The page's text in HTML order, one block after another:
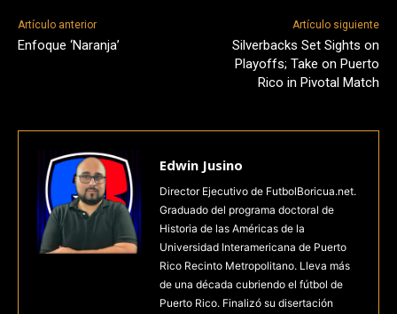
Artículo anterior
Enfoque ‘Naranja’
Artículo siguiente
Silverbacks Set Sights on
Playoffs; Take on Puerto
Rico in Pivotal Match
Edwin Jusino
Director Ejecutivo de FutbolBoricua.net.
Graduado del programa doctoral de
Historia de las Américas de la
Universidad Interamericana de Puerto
Rico Recinto Metropolitano. Lleva más
de una década cubriendo el fútbol de
Puerto Rico. Finalizó su disertación